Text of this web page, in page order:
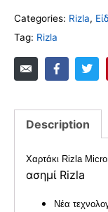
Categories: Rizla,
Tag: Rizla
Description
Χαρτάκι Rizla
ασημί Rizla
Νέα